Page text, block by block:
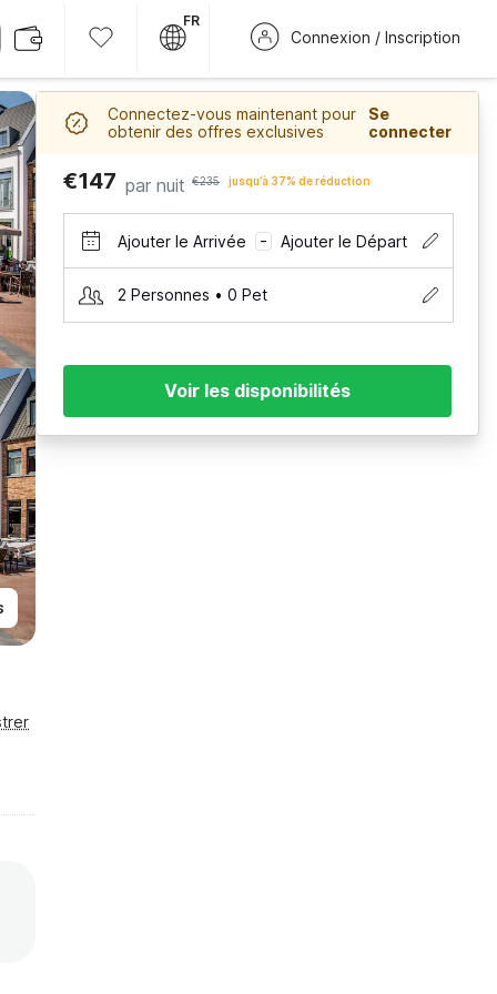
FR
Connexion / Inscription
Connectez-vous maintenant pour
obtenir des offres exclusives
Se
connecter
€147 par nuit €235 jusqu’à 37% de réduction
Ajouter le Arrivée – Ajouter le Départ
2 Personnes • 0 Pet
Voir les disponibilités